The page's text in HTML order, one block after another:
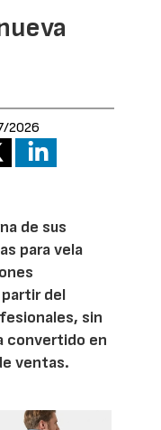
2026
de sus
para vela
del
sin
convertido en
ventas.